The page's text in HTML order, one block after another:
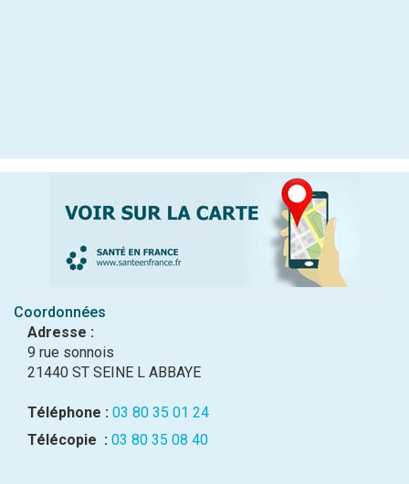
Coordonnées
Adresse :
9 rue sonnois
21440 ST SEINE L ABBAYE
Téléphone : 03 80 35 01 24
Télécopie : 03 80 35 08 40